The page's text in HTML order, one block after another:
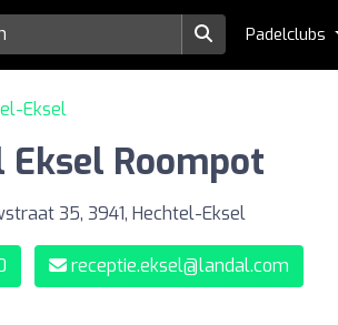
Padelclubs
Eksel
Eksel Roompot
35, 3941, Hechtel-Eksel
receptie.eksel@landal.com